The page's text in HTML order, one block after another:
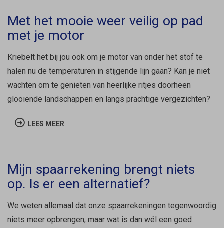
Met het mooie weer veilig op pad
met je motor
Kriebelt het bij jou ook om je motor van onder het stof te
halen nu de temperaturen in stijgende lijn gaan? Kan je niet
wachten om te genieten van heerlijke ritjes doorheen
glooiende landschappen en langs prachtige vergezichten?
LEES MEER
Mijn spaarrekening brengt niets
op. Is er een alternatief?
We weten allemaal dat onze spaarrekeningen tegenwoordig
niets meer opbrengen, maar wat is dan wél een goed